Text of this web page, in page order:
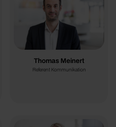
Thomas Meinert
Referent Kommunikation